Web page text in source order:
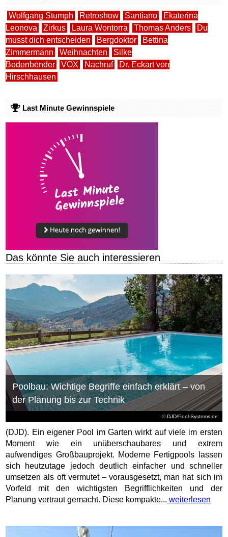
Wolfgang Stumph Retroshow Santiano
Ekaterina
Leonova
Zirkus Laura Wontorra Thomas Anders
Du
musst dich entscheiden
Bergdoktor
Bettina
Zimmermann
Weihnachten
Silke
Bodenbender
VOX Nachruf
Dr. Eckart von
Hirschhausen
Last Minute Gewinnspiele
Das könnte Sie auch interessieren
© DJD/Pool-Systems.de
Poolbau: Wichtige Begriffe einfach erklärt – von
der Planung bis zur Technik
(DJD). Ein eigener Pool im Garten wirkt auf viele im ersten
Moment wie ein unüberschaubares und extrem
aufwendiges Großbauprojekt. Moderne Fertigpools lassen
sich heutzutage jedoch deutlich einfacher und schneller
umsetzen als oft vermutet – vorausgesetzt, man hat sich im
Vorfeld mit den wichtigsten Begrifflichkeiten und der
Planung vertraut gemacht. Diese kompakte... weiterlesen